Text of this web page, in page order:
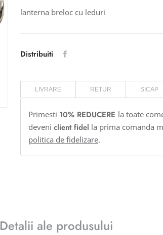
lanterna breloc cu leduri
Distribuiti
LIVRARE RETUR SICAP
Primesti 10% REDUCERE la toate
deveni client fidel la prima comanda
politica de fidelizare.
Detalii ale produsului